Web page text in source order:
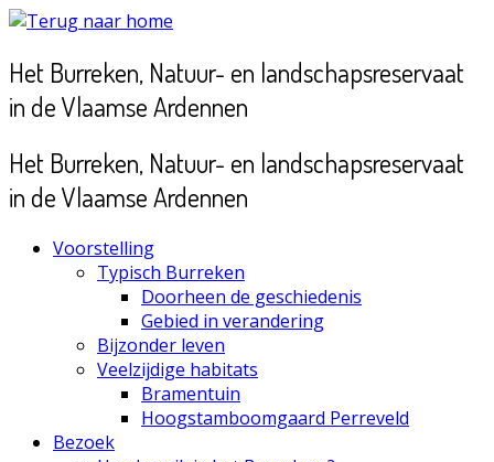
Ga
inhoud
Het Burreken, Natuur- en landschapsreservaat
in de Vlaamse Ardennen
Het Burreken, Natuur- en landschapsreservaat
in de Vlaamse Ardennen
Voorstelling
Typisch Burreken
Doorheen de geschiedenis
Gebied in verandering
Bijzonder leven
Veelzijdige habitats
Bramentuin
Hoogstamboomgaard Perreveld
Bezoek